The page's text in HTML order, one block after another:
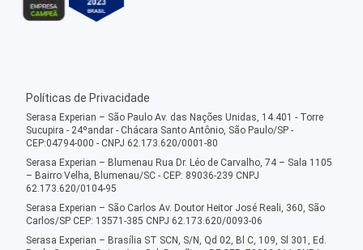
Políticas de Privacidade
Serasa Experian – São Paulo Av. das Nações Unidas, 14.401 - Torre
Sucupira - 24ºandar - Chácara Santo Antônio, São Paulo/SP -
CEP:04794-000 - CNPJ 62.173.620/0001-80
Serasa Experian – Blumenau Rua Dr. Léo de Carvalho, 74 – Sala 1105
– Bairro Velha, Blumenau/SC - CEP: 89036-239 CNPJ
62.173.620/0104-95
Serasa Experian – São Carlos Av. Doutor Heitor José Reali, 360, São
Carlos/SP CEP: 13571-385 CNPJ 62.173.620/0093-06
Serasa Experian – Brasília ST SCN, S/N, Qd 02, Bl C, 109, Sl 301, Ed.